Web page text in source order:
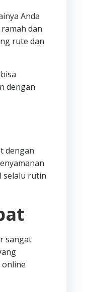
Anda
dan
rute dan
dengan
dengan
selalu rutin
sangat
online